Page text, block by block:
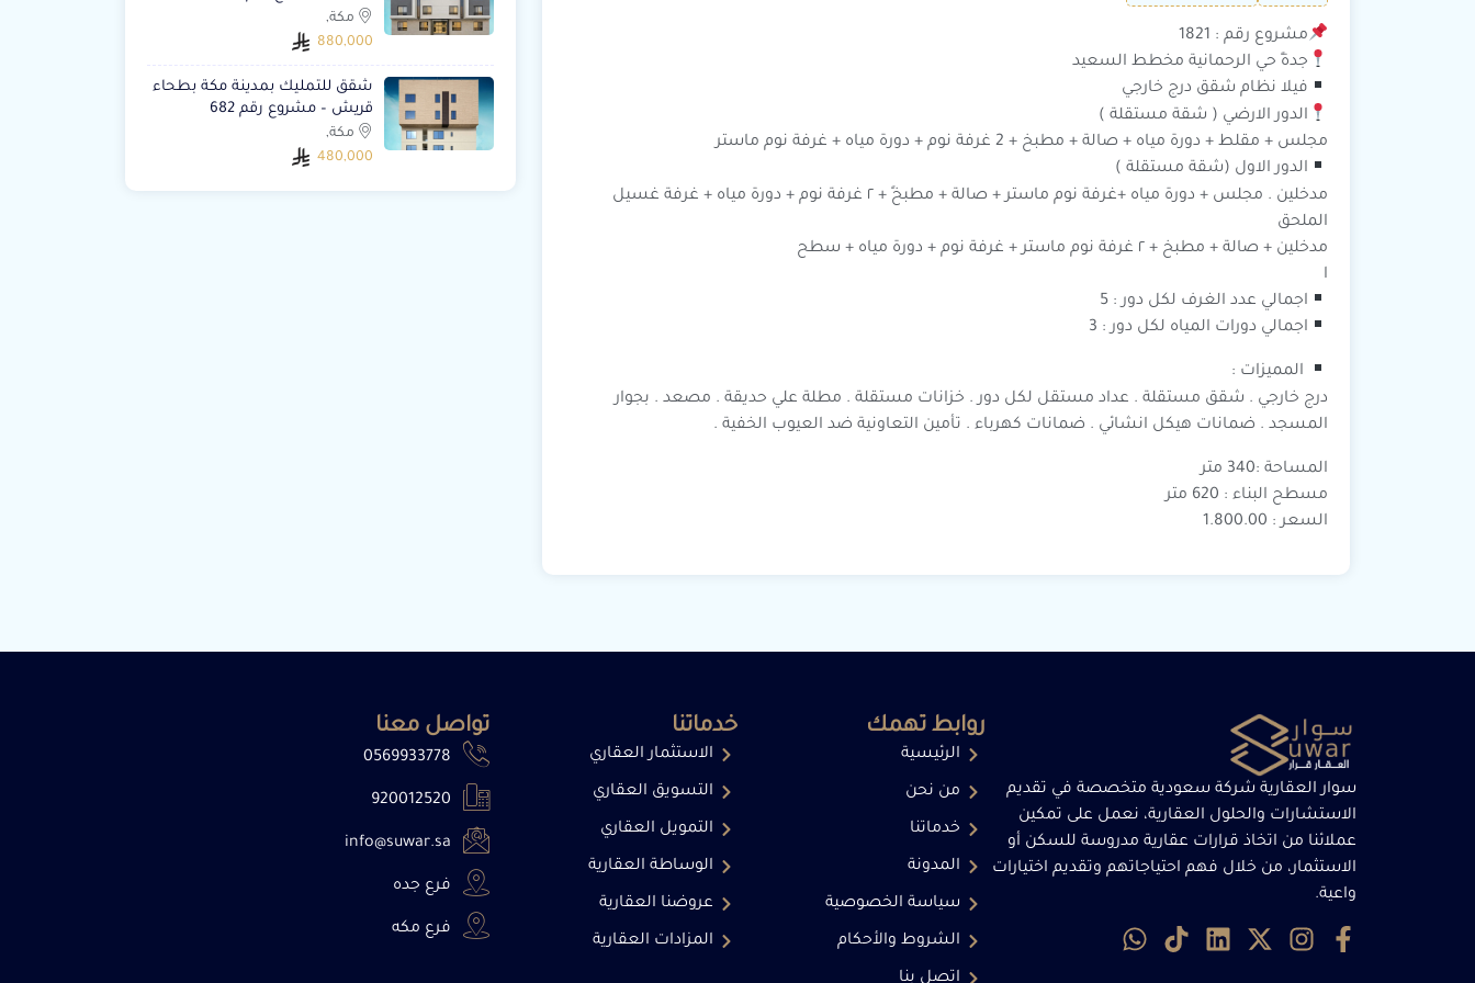
مشروع رقم : 1821
جدةً حي الرحمانية مخطط السعيد
فيلا نظام شقق درج خارجي
الدور الارضي ( شقة مستقلة )
مجلس + مقلط + دورة مياه + صالة + مطبخ + 2 غرفة نوم + دورة مياه + غرفة نوم ماستر
الدور الاول (شقة مستقلة )
مدخلين . مجلس + دورة مياه +غرفة نوم ماستر + صالة + مطبخً + ٢ غرفة نوم + دورة مياه + غرفة غسيل
الملحق
مدخلين + صالة + مطبخ + ٢ غرفة نوم ماستر + غرفة نوم + دورة مياه + سطح
ا
اجمالي عدد الغرف لكل دور : 5
اجمالي دورات المياه لكل دور : 3
المميزات :
درج خارجي . شقق مستقلة . عداد مستقل لكل دور . خزانات مستقلة . مطلة علي حديقة . مصعد . بجوار
المسجد . ضمانات هيكل انشائي . ضمانات كهرباء . تأمين التعاونية ضد العيوب الخفية .
المساحة :340 متر
مسطح البناء : 620 متر
السعر : 1.800.00
مكة,
880,000
شقق للتمليك بمدينة مكة بطحاء
قريش – مشروع رقم 682
مكة,
480,000
سوار العقارية شركة سعودية متخصصة في تقديم
الاستشارات والحلول العقارية، نعمل على تمكين
عملائنا من اتخاذ قرارات عقارية مدروسة للسكن أو
الاستثمار، من خلال فهم احتياجاتهم وتقديم اختيارات
واعية.
روابط تهمك
الرئيسية
من نحن
خدماتنا
المدونة
سياسة الخصوصية
الشروط والأحكام
اتصل بنا
خدماتنا
الاستثمار العقاري
التسويق العقاري
التمويل العقاري
الوساطة العقارية
عروضنا العقارية
المزادات العقارية
تواصل معنا
0569933778
920012520
info@suwar.sa
فرع جده
فرع مكه